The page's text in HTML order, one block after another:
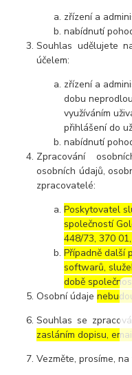
zřízení a
nabídnutí
Souhlas udělujete
účelem:
zřízení a
dobu
využíváním
přihlášení do
nabídnutí
Zpracování
osobních údajů,
zpracovatelé:
Poskytovatel
společností
448/73, 370
Případně další
softwarů,
době
Osobní údaje
Souhlas se
zasláním dopisu,
Vezměte, prosíme,